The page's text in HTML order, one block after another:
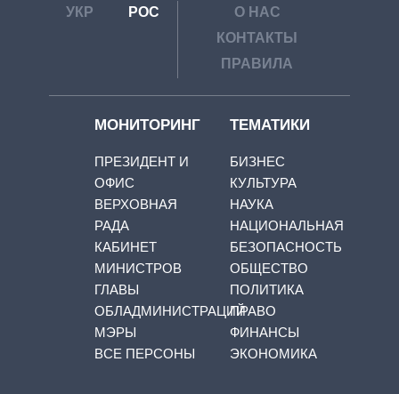
УКР РОС
О НАС
КОНТАКТЫ
ПРАВИЛА
МОНИТОРИНГ
ПРЕЗИДЕНТ И
ОФИС
ВЕРХОВНАЯ
РАДА
КАБИНЕТ
МИНИСТРОВ
ГЛАВЫ
ОБЛАДМИНИСТРАЦИЙ
МЭРЫ
ВСЕ ПЕРСОНЫ
ТЕМАТИКИ
БИЗНЕС
КУЛЬТУРА
НАУКА
НАЦИОНАЛЬНАЯ
БЕЗОПАСНОСТЬ
ОБЩЕСТВО
ПОЛИТИКА
ПРАВО
ФИНАНСЫ
ЭКОНОМИКА